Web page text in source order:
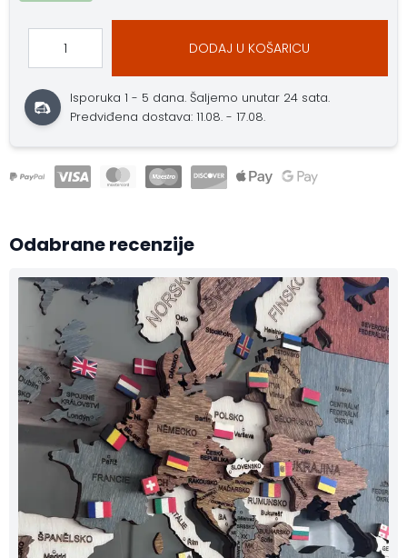
DODAJ U KOŠARICU
Isporuka 1 - 5 dana.Šaljemo unutar 24 sata.
Predviđena dostava: 11.08. - 17.08.
Odabrane recenzije